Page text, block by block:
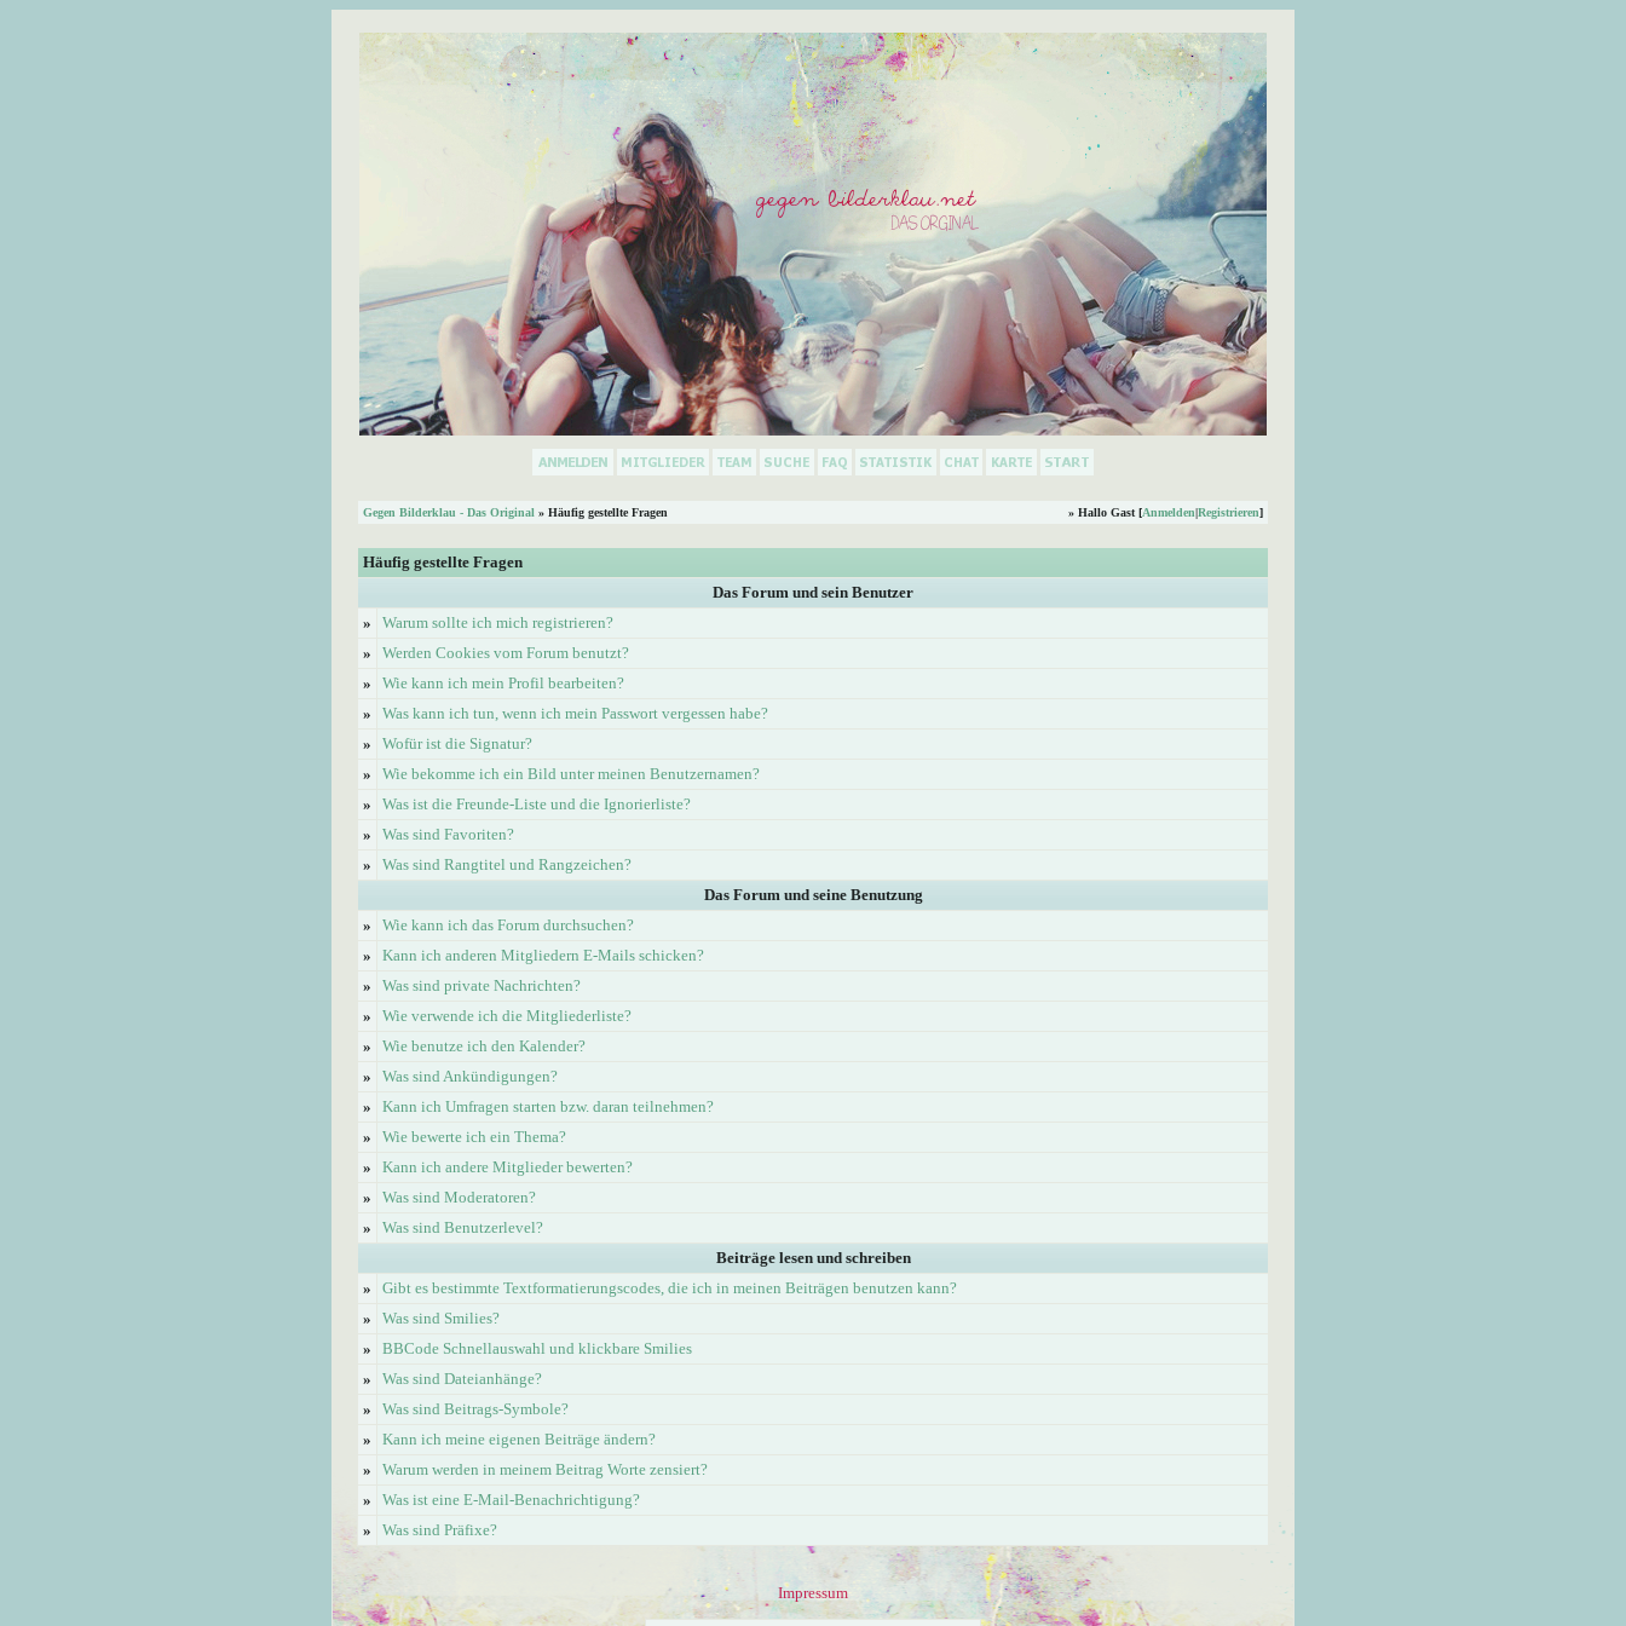
Gegen Bilderklau - Das Original » Häufig gestellte Fragen » Hallo Gast [Anmelden|Registrieren]
Häufig gestellte Fragen
Das Forum und sein Benutzer
»
Warum sollte ich mich registrieren?
»
Werden Cookies vom Forum benutzt?
»
Wie kann ich mein Profil bearbeiten?
»
Was kann ich tun, wenn ich mein Passwort vergessen habe?
»
Wofür ist die Signatur?
»
Wie bekomme ich ein Bild unter meinen Benutzernamen?
»
Was ist die Freunde-Liste und die Ignorierliste?
»
Was sind Favoriten?
»
Was sind Rangtitel und Rangzeichen?
Das Forum und seine Benutzung
»
Wie kann ich das Forum durchsuchen?
»
Kann ich anderen Mitgliedern E-Mails schicken?
»
Was sind private Nachrichten?
»
Wie verwende ich die Mitgliederliste?
»
Wie benutze ich den Kalender?
»
Was sind Ankündigungen?
»
Kann ich Umfragen starten bzw. daran teilnehmen?
»
Wie bewerte ich ein Thema?
»
Kann ich andere Mitglieder bewerten?
»
Was sind Moderatoren?
»
Was sind Benutzerlevel?
Beiträge lesen und schreiben
»
Gibt es bestimmte Textformatierungscodes, die ich in meinen Beiträgen benutzen kann?
»
Was sind Smilies?
»
BBCode Schnellauswahl und klickbare Smilies
»
Was sind Dateianhänge?
»
Was sind Beitrags-Symbole?
»
Kann ich meine eigenen Beiträge ändern?
»
Warum werden in meinem Beitrag Worte zensiert?
»
Was ist eine E-Mail-Benachrichtigung?
»
Was sind Präfixe?
Impressum